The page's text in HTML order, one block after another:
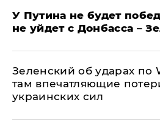
У Путина не будет
не уйдет с Донбасса –
Зеленский об ударах по
там впечатляющие
украинских сил